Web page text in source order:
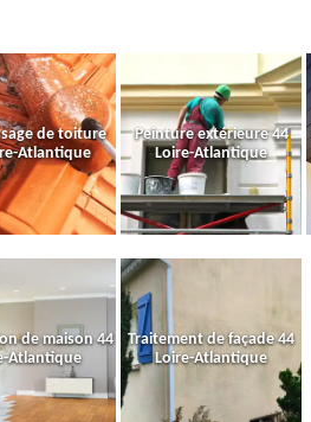
de toiture
Atlantique
Peinture extérieure 44
Loire-Atlantique
de maison 44
Atlantique
Traitement de façade 44
Loire-Atlantique